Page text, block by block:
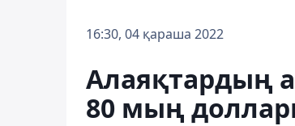
16:30, 04 қараша 2022
Алаяқтардың
80 мың